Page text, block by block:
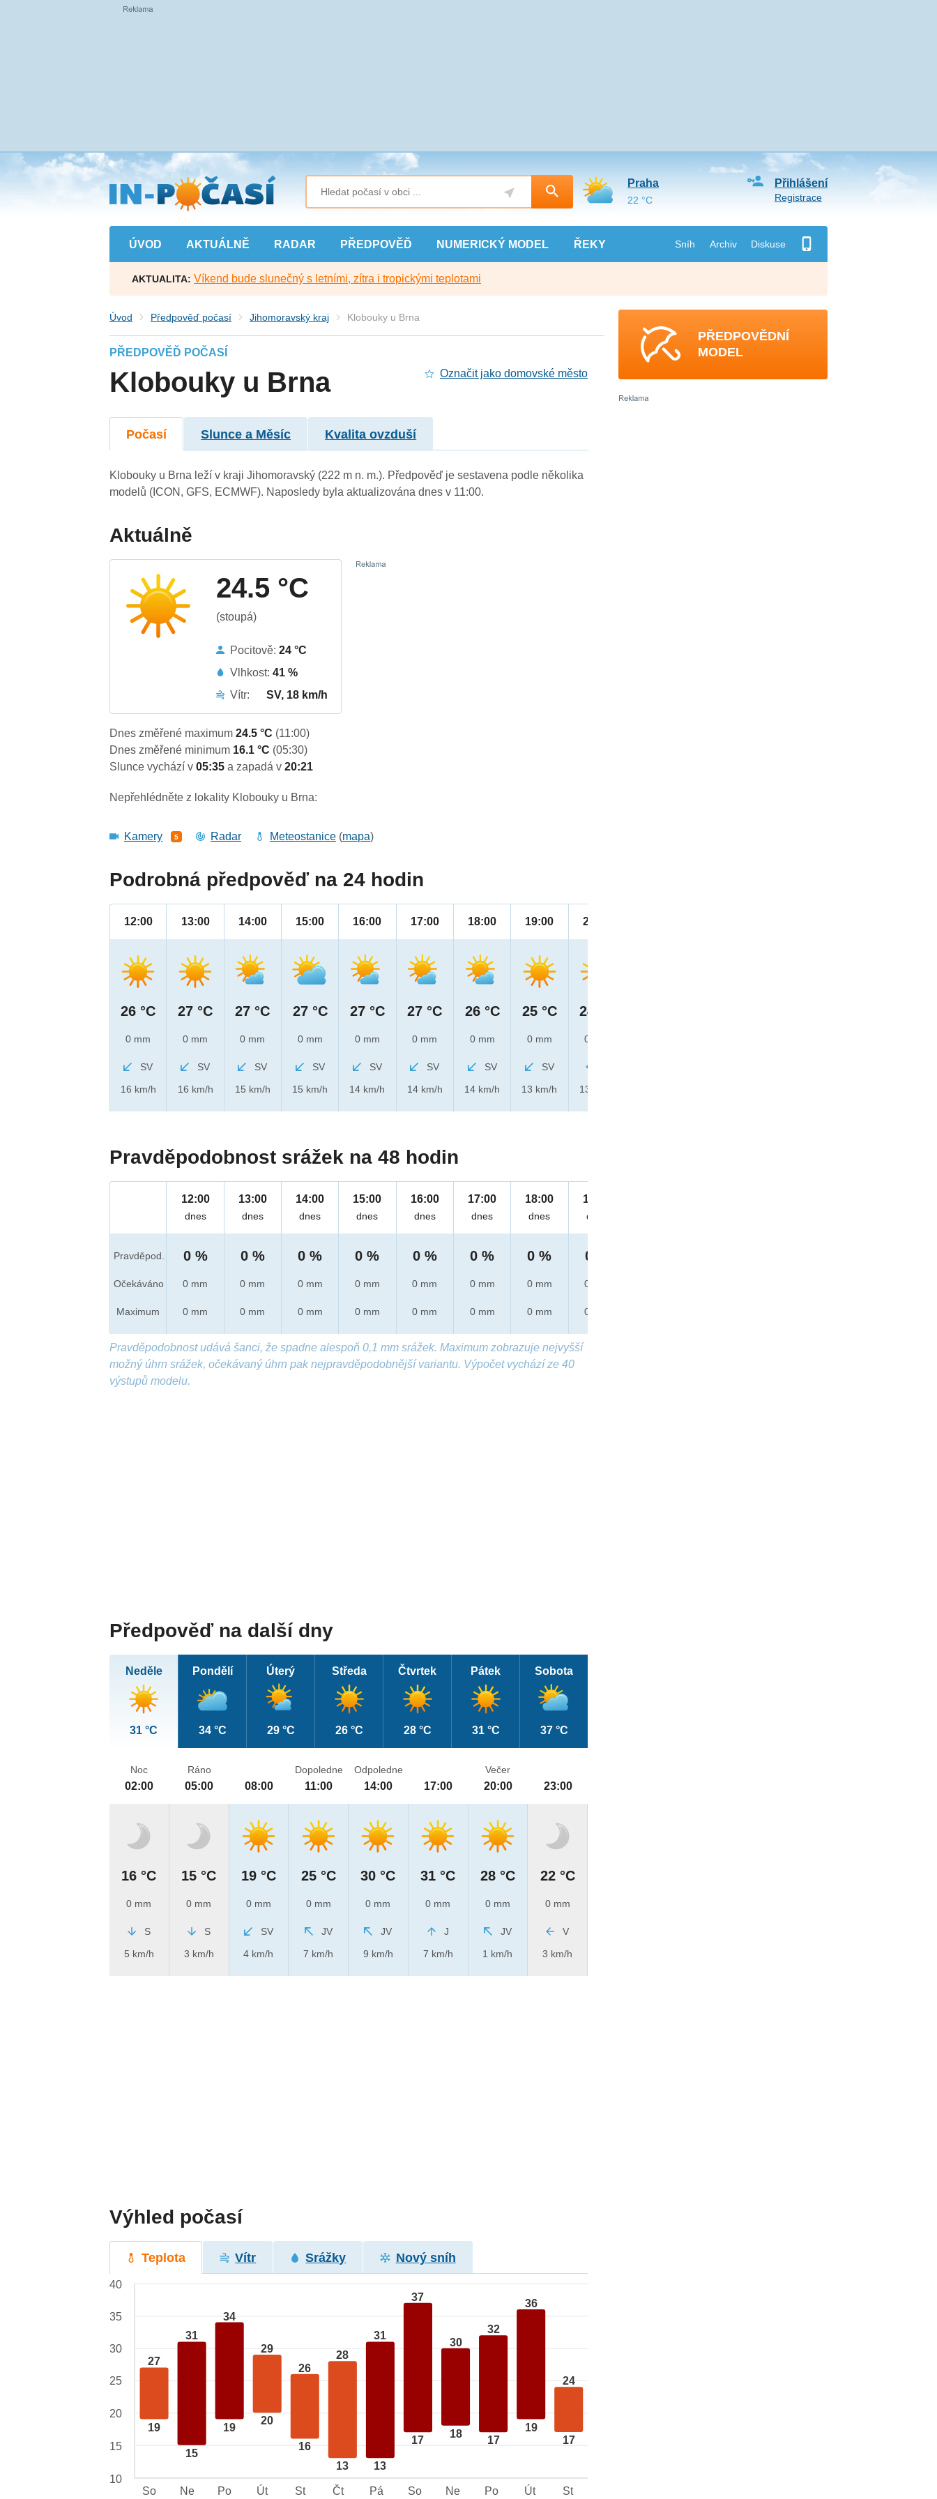
Přejít
na
hlavní
obsah
ÚVOD AKTUÁLNĚ RADAR PŘEDPOVĚĎ NUMERICKÝ MODEL ŘEKY Sníh Archiv Diskuse
Přihlášení
Registrace
Praha
22 °C
AKTUALITA: Víkend bude slunečný s letními, zítra i tropickými teplotami
Úvod Předpověď počasí Jihomoravský kraj Klobouky u Brna
PŘEDPOVĚĎ POČASÍ
Klobouky u Brna Označit jako domovské město
Počasí Slunce a Měsíc Kvalita ovzduší
Klobouky u Brna leží v kraji Jihomoravský (222 m n. m.). Předpověď je sestavena podle několika
modelů (ICON, GFS, ECMWF). Naposledy byla aktualizována dnes v 11:00.
Aktuálně
24.5 °C
(stoupá)
Pocitově:24 °C
Vlhkost:41 %
Vítr:
SV, 18 km/h
Dnes změřené maximum24.5 °C (11:00)
Dnes změřené minimum 16.1 °C (05:30)
Slunce vychází v05:35a zapadá v20:21
Nepřehlédněte z lokality Klobouky u Brna:
Kamery 5 Radar Meteostanice (mapa)
Podrobná předpověď na 24 hodin
12:00
26 °C
0 mm
SV
16 km/h
13:00
27 °C
0 mm
SV
16 km/h
14:00
27 °C
0 mm
SV
15 km/h
15:00
27 °C
0 mm
SV
15 km/h
16:00
27 °C
0 mm
SV
14 km/h
17:00
27 °C
0 mm
SV
14 km/h
18:00
26 °C
0 mm
SV
14 km/h
19:00
25 °C
0 mm
SV
13 km/h
20:00
24 °C
0 mm
13 km/h
Pravděpodobnost srážek na 48 hodin
Pravděpod.
Očekáváno
Maximum
12:00
dnes
0 %
0 mm
0 mm
13:00
dnes
0 %
0 mm
0 mm
14:00
dnes
0 %
0 mm
0 mm
15:00
dnes
0 %
0 mm
0 mm
16:00
dnes
0 %
0 mm
0 mm
17:00
dnes
0 %
0 mm
0 mm
18:00
dnes
0 %
0 mm
0 mm
19:00
dnes
0 %
0 mm
0 mm
Pravděpodobnost udává šanci, že spadne alespoň 0,1 mm srážek. Maximum zobrazuje nejvyšší
možný úhrn srážek, očekávaný úhrn pak nejpravděpodobnější variantu. Výpočet vychází ze 40
výstupů modelu.
Předpověď na další dny
Neděle
31 °C
Pondělí
34 °C
Úterý
29 °C
Středa
26 °C
Čtvrtek
28 °C
Pátek
31 °C
Sobota
37 °C
Noc
02:00
16 °C
0 mm
S
5 km/h
Ráno
05:00
15 °C
0 mm
S
3 km/h
08:00
19 °C
0 mm
SV
4 km/h
Dopoledne
11:00
25 °C
0 mm
JV
7 km/h
Odpoledne
14:00
30 °C
0 mm
JV
9 km/h
17:00
31 °C
0 mm
J
7 km/h
Večer
20:00
28 °C
0 mm
JV
1 km/h
23:00
22 °C
0 mm
V
3 km/h
Výhled počasí
Teplota Vítr Srážky Nový sníh
27
19
31
15
34
19
29
20
26
16
28
13
31
13
37
17
30
18
32
17
36
19
24
17
40
35
30
25
20
15
10
So
Ne Po Út St Čt Pá So Ne Po Út St
PŘEDPOVĚDNÍ
MODEL